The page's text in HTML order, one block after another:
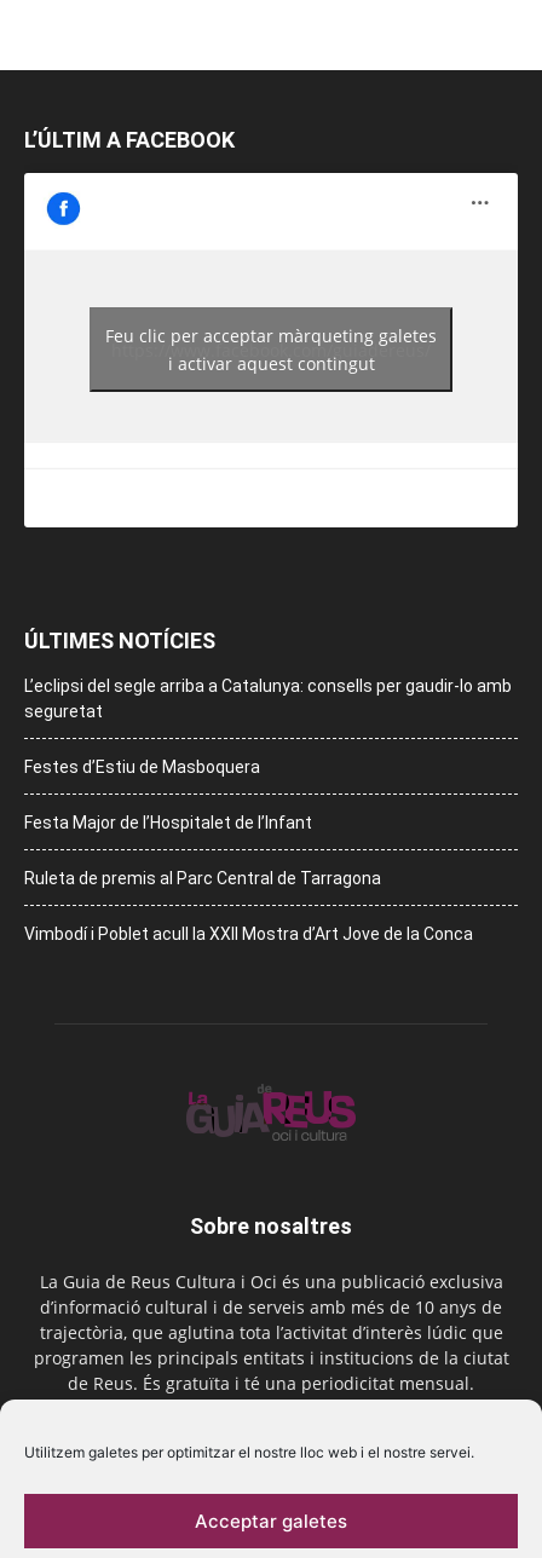
Utilitzem galetes per optimitzar el nostre lloc web i el nostre servei.
Acceptar galetes
L’ÚLTIM A FACEBOOK
https://www.facebook.com/guiadereus/
Feu clic per acceptar màrqueting galetes
i activar aquest contingut
ÚLTIMES NOTÍCIES
L’eclipsi del segle arriba a Catalunya: consells per gaudir-lo amb
seguretat
Festes d’Estiu de Masboquera
Festa Major de l’Hospitalet de l’Infant
Ruleta de premis al Parc Central de Tarragona
Vimbodí i Poblet acull la XXII Mostra d’Art Jove de la Conca
Sobre nosaltres
La Guia de Reus Cultura i Oci és una publicació exclusiva
d’informació cultural i de serveis amb més de 10 anys de
trajectòria, que aglutina tota l’activitat d’interès lúdic que
programen les principals entitats i institucions de la ciutat
de Reus. És gratuïta i té una periodicitat mensual.
Segueix-nos